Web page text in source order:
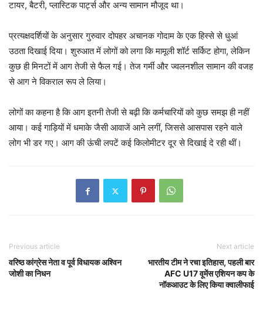
टायर, बैटरी, प्लास्टिक पार्ट्स और अन्य सामान मौजूद था।
प्रत्यक्षदर्शियों के अनुसार गुरुवार दोपहर अचानक गोदाम के एक हिस्से से धुआं
उठता दिखाई दिया। शुरुआत में लोगों को लगा कि मामूली शॉर्ट सर्किट होगा, लेकिन
कुछ ही मिनटों में आग तेजी से फैल गई। तेज गर्मी और ज्वलनशील सामान की वजह
से आग ने विकराल रूप ले लिया।
लोगों का कहना है कि आग इतनी तेजी से बढ़ी कि कर्मचारियों को कुछ समझ ही नहीं
आया। कई गाड़ियों में धमाके जैसी आवाजें आने लगीं, जिससे आसपास रहने वाले
लोग भी डर गए। आग की ऊंची लपटें कई किलोमीटर दूर से दिखाई दे रही थीं।
Previous article
वरिष्ठ कांग्रेस नेता व पूर्व विधायक अश्विन
जोशी का निधन
Next article
भारतीय टीम ने रचा इतिहास, पहली बार
AFC U17 वूमेंस एशियन कप के
नॉकआउट के लिए किया क्वालीफाई